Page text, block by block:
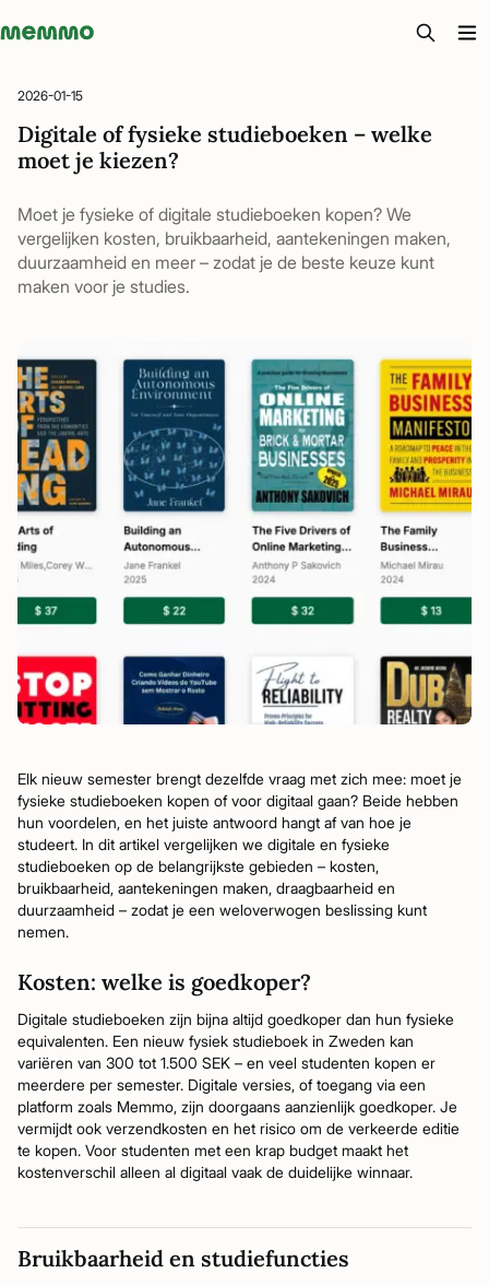
Memmo - AI-verktyg och digital kurslitteratur
2026-01-15
Digitale of fysieke studieboeken – welke
moet je kiezen?
Moet je fysieke of digitale studieboeken kopen? We
vergelijken kosten, bruikbaarheid, aantekeningen maken,
duurzaamheid en meer – zodat je de beste keuze kunt
maken voor je studies.
Elk nieuw semester brengt dezelfde vraag met zich mee: moet je
fysieke studieboeken kopen of voor digitaal gaan? Beide hebben
hun voordelen, en het juiste antwoord hangt af van hoe je
studeert. In dit artikel vergelijken we digitale en fysieke
studieboeken op de belangrijkste gebieden – kosten,
bruikbaarheid, aantekeningen maken, draagbaarheid en
duurzaamheid – zodat je een weloverwogen beslissing kunt
nemen.
Kosten: welke is goedkoper?
Digitale studieboeken zijn bijna altijd goedkoper dan hun fysieke
equivalenten. Een nieuw fysiek studieboek in Zweden kan
variëren van 300 tot 1.500 SEK – en veel studenten kopen er
meerdere per semester. Digitale versies, of toegang via een
platform zoals Memmo, zijn doorgaans aanzienlijk goedkoper. Je
vermijdt ook verzendkosten en het risico om de verkeerde editie
te kopen. Voor studenten met een krap budget maakt het
kostenverschil alleen al digitaal vaak de duidelijke winnaar.
Bruikbaarheid en studiefuncties